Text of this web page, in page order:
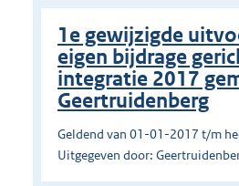
1e gewijzigde
eigen bijdrage
integratie 2017
Geertruidenberg
Geldend van 01-01-2017 t/m
Uitgegeven door: